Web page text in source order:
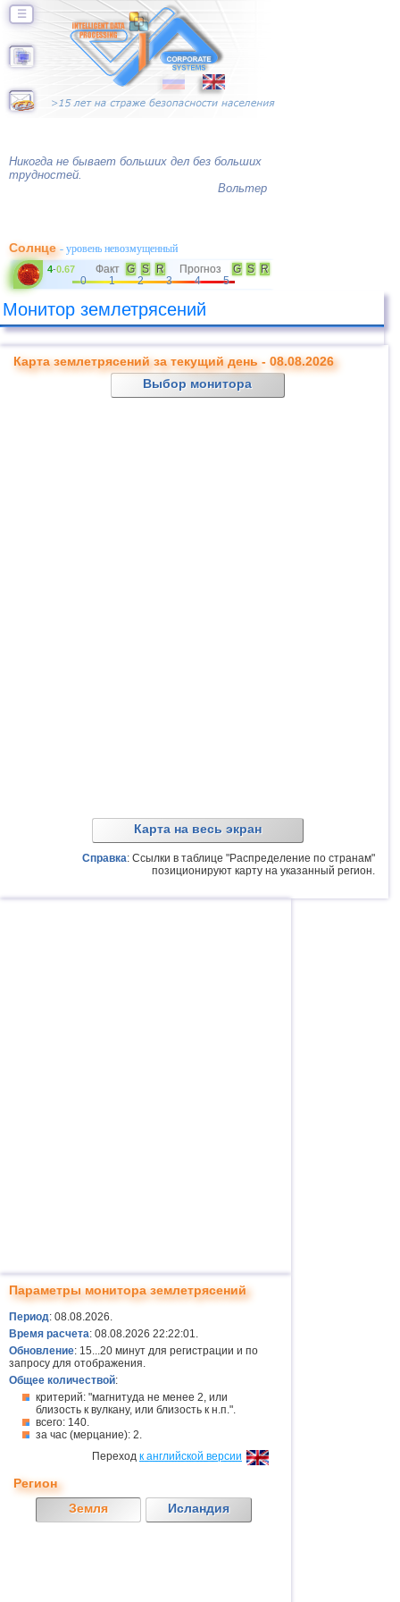
☰
Никогда не бывает больших дел без больших
трудностей.
Вольтер
Солнце- уровень невозмущенный
4-0.67 Факт G S R Прогноз G S
R
0
1 2 3 4 5
Монитор землетрясений
Карта землетрясений за текущий день - 08.08.2026
Выбор монитора
Карта на весь экран
Справка: Ссылки в таблице "Распределение по странам"
позиционируют карту на указанный регион.
Параметры монитора землетрясений
Период: 08.08.2026.
Время расчета: 08.08.2026 22:22:01.
Обновление: 15...20 минут для регистрации и по
запросу для отображения.
Общее количествой:
критерий: "магнитуда не менее 2, или
близость к вулкану, или близость к н.п.".
всего: 140.
за час (мерцание): 2.
Переход к английской версии
Регион
Земля
Исландия